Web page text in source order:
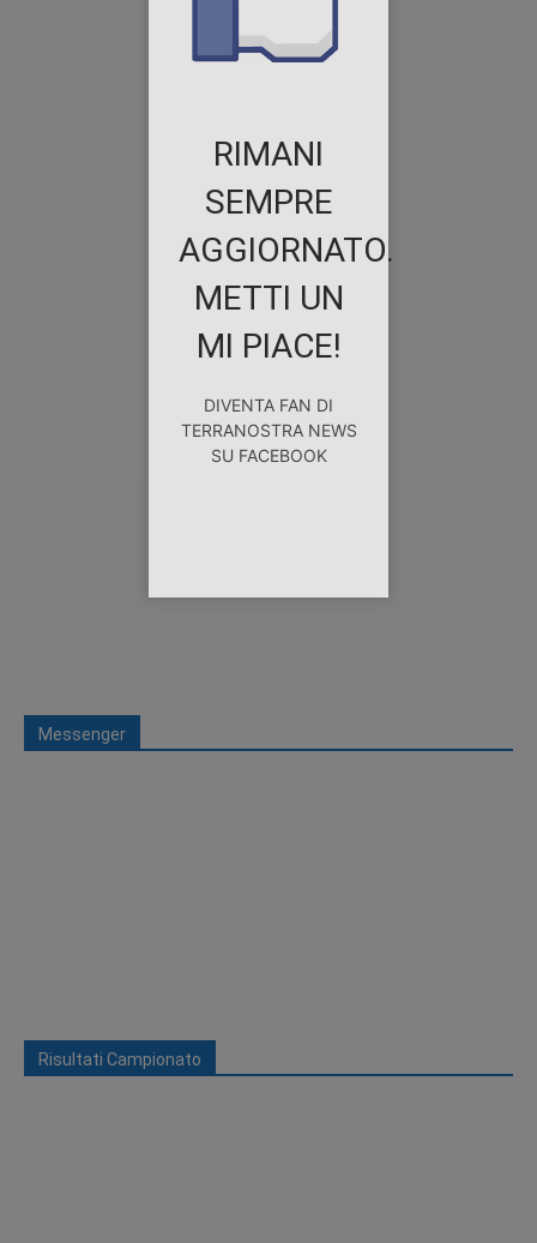
Messenger
Risultati Campionato
RIMANI
SEMPRE
AGGIORNATO.
METTI UN
MI PIACE!
DIVENTA FAN DI
TERRANOSTRA NEWS
SU FACEBOOK